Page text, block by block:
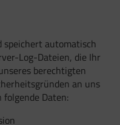
speichert automatisch
Log-Dateien, die Ihr
berechtigten
an uns
Daten: